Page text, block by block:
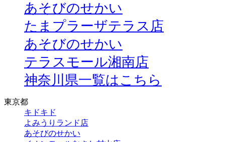
あそびのせかい
たまプラーザテラス店
あそびのせかい
テラスモール湘南店
神奈川県一覧はこちら
東京都
キドキド
よみうりランド店
あそびのせかい